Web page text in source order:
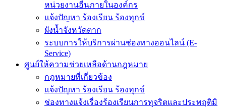
หน่วยงานอื่นภายในองค์กร
แจ้งปัญหา ร้องเรียน ร้องทุกข์
ผังน้ำจังหวัดตาก
ระบบการให้บริการผ่านช่องทางออนไลน์ (E-
Service)
ศูนย์ให้ความช่วยเหลือด้านกฎหมาย
กฎหมายที่เกี่ยวข้อง
แจ้งปัญหา ร้องเรียน ร้องทุกข์
ช่องทางแจ้งเรื่องร้องเรียนการทุจริตและประพฤติมิ